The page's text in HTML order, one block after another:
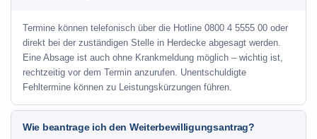
Termine können telefonisch über die Hotline 0800 4 5555 00 oder
direkt bei der zuständigen Stelle in Herdecke abgesagt werden.
Eine Absage ist auch ohne Krankmeldung möglich – wichtig ist,
rechtzeitig vor dem Termin anzurufen. Unentschuldigte
Fehltermine können zu Leistungskürzungen führen.
Wie beantrage ich den Weiterbewilligungsantrag?